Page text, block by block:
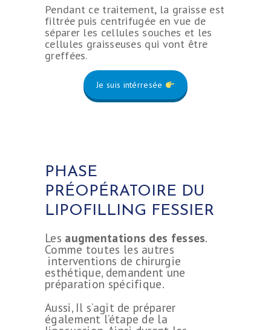
Pendant ce traitement, la graisse est
filtrée puis centrifugée en vue de
séparer les cellules souches et les
cellules graisseuses qui vont être
greffées.
Je suis intérresée
PHASE
PRÉOPÉRATOIRE DU
LIPOFILLING FESSIER
Les augmentations des fesses.
Comme toutes les autres
interventions de chirurgie
esthétique, demandent une
préparation spécifique.
Aussi, Il s’agit de préparer
également l’étape de la